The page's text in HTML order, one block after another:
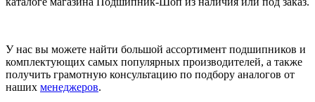
У нас вы можете найти большой ассортимент подшипников и
комплектующих самых популярных производителей, а также
получить грамотную консультацию по подбору аналогов от
наших менеджеров.